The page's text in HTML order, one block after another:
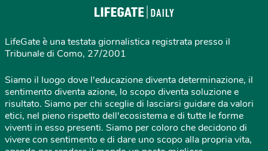
LifeGate è una testata giornalistica registrata presso il
Tribunale di Como, 27/2001
Siamo il luogo dove l'educazione diventa determinazione, il
sentimento diventa azione, lo scopo diventa soluzione e
risultato. Siamo per chi sceglie di lasciarsi guidare da valori
etici, nel pieno rispetto dell'ecosistema e di tutte le forme
viventi in esso presenti. Siamo per coloro che decidono di
vivere con sentimento e di dare uno scopo alla propria vita,